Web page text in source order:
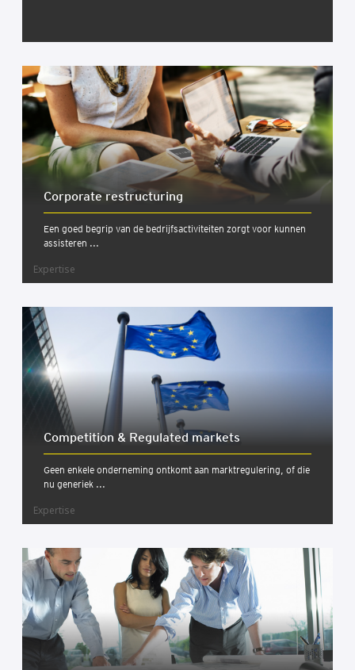
Cor­po­ra­te restruc­tu­ring
Een goed begrip van de bedrijfsactiviteiten zorgt voor kunnen
assisteren ...
Expertise
Com­pe­ti­ti­on & Regu­la­ted mar­kets
Geen enkele onderneming ontkomt aan marktregulering, of die
nu generiek ...
Expertise